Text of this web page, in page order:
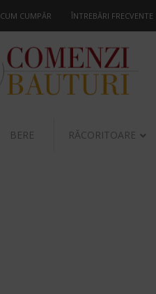
CUM CUMPĂR ÎNTREBĂRI FRECVENTE
BERE RĂCORITOARE